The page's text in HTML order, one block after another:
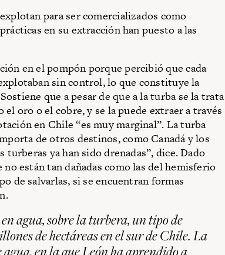
para ser comercializados como
en su extracción han puesto a las
en el pompón porque percibió que cada
sin control, lo que constituye la
que a pesar de que a la turba se la trata
oro o el cobre, y se la puede extraer a través
en Chile “es muy marginal”. La turba
de otros destinos, como Canadá y los
turberas ya han sido drenadas”, dice. Dado
están tan dañadas como las del hemisferio
de salvarlas, si se encuentran formas
agua, sobre la turbera, un tipo de
de hectáreas en el sur de Chile. La
en la que León ha aprendido a